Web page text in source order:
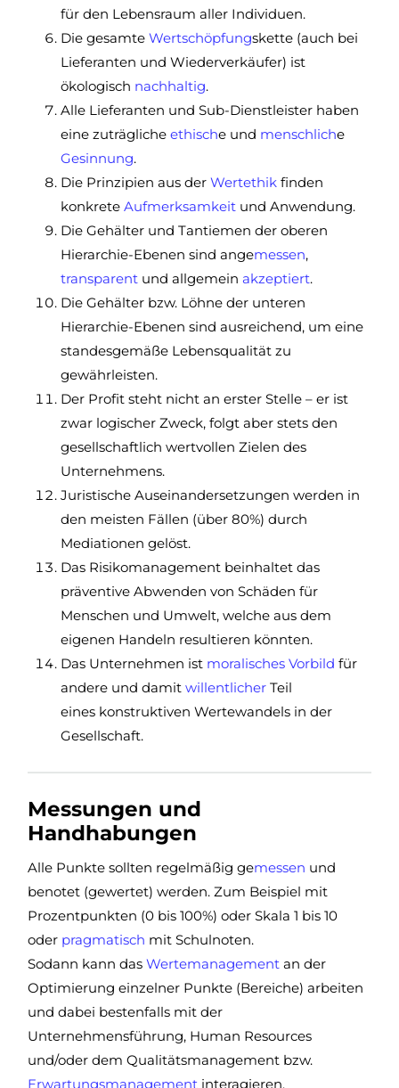
für den Lebensraum aller Individuen.
Die gesamte Wertschöpfungskette (auch bei
Lieferanten und Wiederverkäufer) ist
ökologisch nachhaltig.
Alle Lieferanten und Sub-Dienstleister haben
eine zuträgliche ethische und menschliche
Gesinnung.
Die Prinzipien aus der Wertethik finden
konkrete Aufmerksamkeit und Anwendung.
Die Gehälter und Tantiemen der oberen
Hierarchie-Ebenen sind angemessen,
transparent und allgemein akzeptiert.
Die Gehälter bzw. Löhne der unteren
Hierarchie-Ebenen sind ausreichend, um eine
standesgemäße Lebensqualität zu
gewährleisten.
Der Profit steht nicht an erster Stelle – er ist
zwar logischer Zweck, folgt aber stets den
gesellschaftlich wertvollen Zielen des
Unternehmens.
Juristische Auseinandersetzungen werden in
den meisten Fällen (über 80%) durch
Mediationen gelöst.
Das Risikomanagement beinhaltet das
präventive Abwenden von Schäden für
Menschen und Umwelt, welche aus dem
eigenen Handeln resultieren könnten.
Das Unternehmen ist moralisches Vorbild für
andere und damit willentlicher Teil
eines konstruktiven Wertewandels in der
Gesellschaft.
Messungen und
Handhabungen
Alle Punkte sollten regelmäßig gemessen und
benotet (gewertet) werden. Zum Beispiel mit
Prozentpunkten (0 bis 100%) oder Skala 1 bis 10
oder pragmatisch mit Schulnoten.
Sodann kann das Wertemanagement an der
Optimierung einzelner Punkte (Bereiche) arbeiten
und dabei bestenfalls mit der
Unternehmensführung, Human Resources
und/oder dem Qualitätsmanagement bzw.
Erwartungsmanagement interagieren.